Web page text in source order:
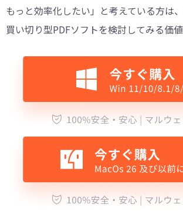
もっと効率化したい」と考えている方は
買い切り型PDFソフトを検討してみる価値